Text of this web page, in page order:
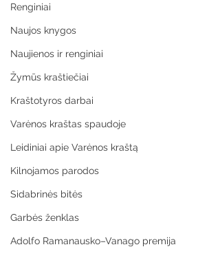
Renginiai
Naujos knygos
Naujienos ir renginiai
Žymūs kraštiečiai
Kraštotyros darbai
Varėnos kraštas spaudoje
Leidiniai apie Varėnos kraštą
Kilnojamos parodos
Sidabrinės bitės
Garbės ženklas
Adolfo Ramanausko–Vanago premija